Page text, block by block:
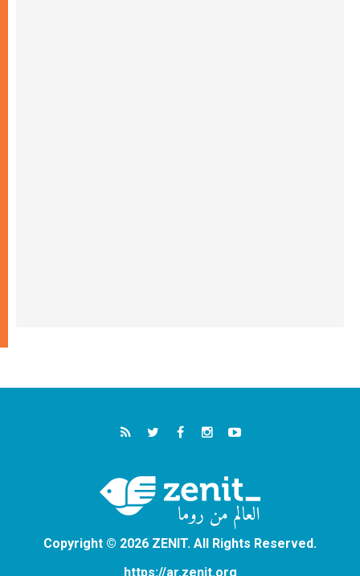
Copyright © 2026 ZENIT. All Rights Reserved.
https://ar.zenit.org